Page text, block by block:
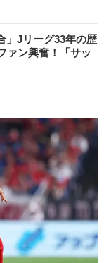
」Jリーグ33年の歴
ァン興奮！「サッ